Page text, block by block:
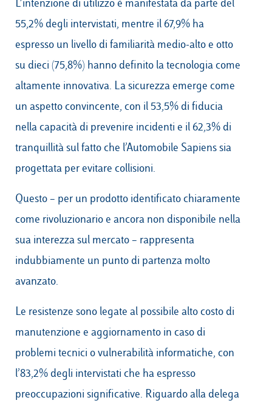
55,2% degli intervistati, mentre il 67,9% ha
espresso un livello di familiarità medio-alto e otto
su dieci (75,8%) hanno definito la tecnologia come
altamente innovativa. La sicurezza emerge come
un aspetto convincente, con il 53,5% di fiducia
nella capacità di prevenire incidenti e il 62,3% di
tranquillità sul fatto che l’Automobile Sapiens sia
progettata per evitare collisioni.
Questo – per un prodotto identificato chiaramente
come rivoluzionario e ancora non disponibile nella
sua interezza sul mercato – rappresenta
indubbiamente un punto di partenza molto
avanzato.
Le resistenze sono legate al possibile alto costo di
manutenzione e aggiornamento in caso di
problemi tecnici o vulnerabilità informatiche, con
l’83,2% degli intervistati che ha espresso
preoccupazioni significative. Riguardo alla delega